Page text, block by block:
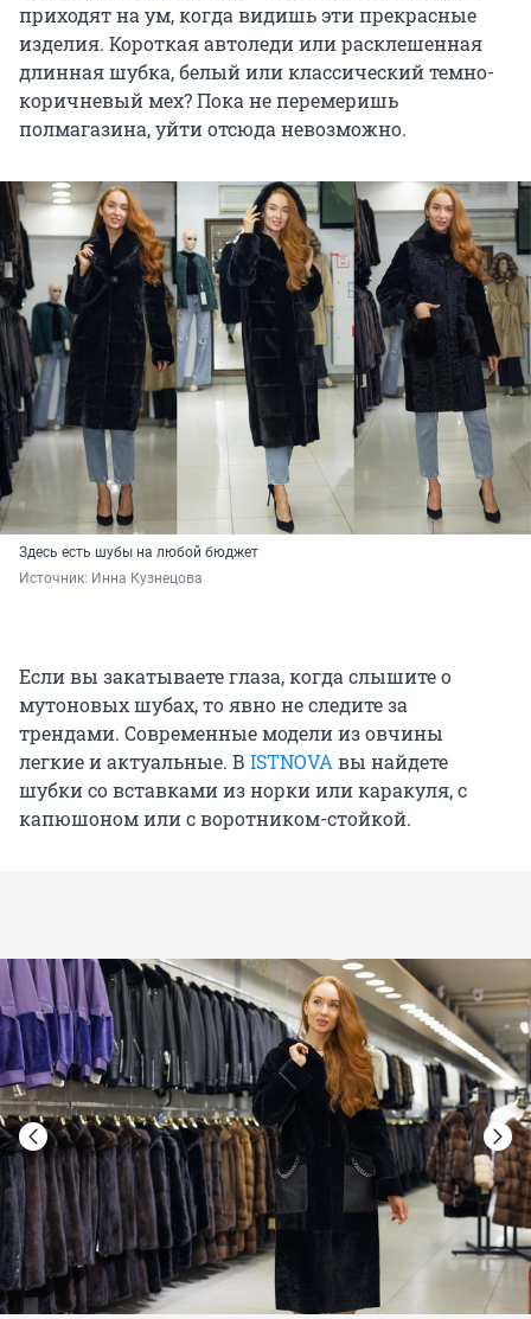
приходят на ум, когда видишь эти прекрасные
изделия. Короткая автоледи или расклешенная
длинная шубка, белый или классический темно-
коричневый мех? Пока не перемеришь
полмагазина, уйти отсюда невозможно.
Здесь есть шубы на любой бюджет
Источник: Инна Кузнецова
Если вы закатываете глаза, когда слышите о
мутоновых шубах, то явно не следите за
трендами. Современные модели из овчины
легкие и актуальные. В ISTNOVA вы найдете
шубки со вставками из норки или каракуля, с
капюшоном или с воротником-стойкой.